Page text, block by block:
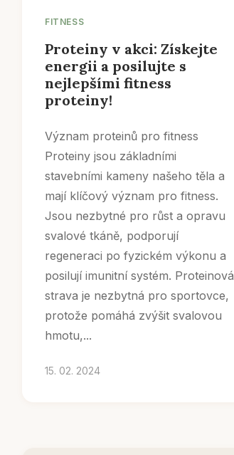
FITNESS
Proteiny v akci: Získejte
energii a posilujte s
nejlepšími fitness
proteiny!
Význam proteinů pro fitness
Proteiny jsou základními
stavebními kameny našeho těla a
mají klíčový význam pro fitness.
Jsou nezbytné pro růst a opravu
svalové tkáně, podporují
regeneraci po fyzickém výkonu a
posilují imunitní systém. Proteinová
strava je nezbytná pro sportovce,
protože pomáhá zvýšit svalovou
hmotu,...
15. 02. 2024